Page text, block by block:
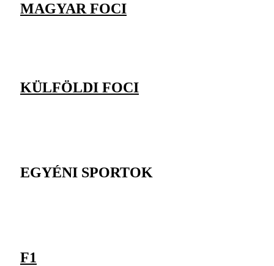
MAGYAR FOCI
KÜLFÖLDI FOCI
EGYÉNI SPORTOK
F1